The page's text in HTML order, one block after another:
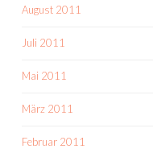
August 2011
Juli 2011
Mai 2011
März 2011
Februar 2011